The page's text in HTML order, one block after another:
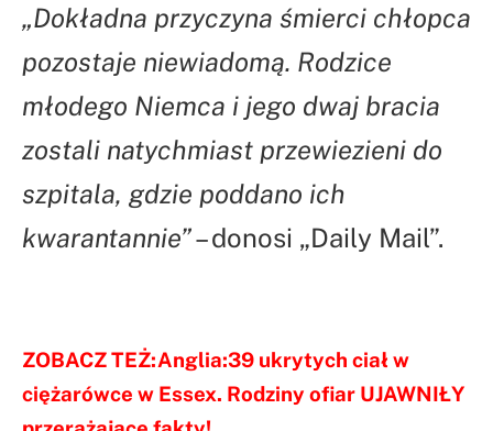
„Dokładna przyczyna śmierci chłopca
pozostaje niewiadomą. Rodzice
młodego Niemca i jego dwaj bracia
zostali natychmiast przewiezieni do
szpitala, gdzie poddano ich
kwarantannie”– donosi „Daily Mail”.
ZOBACZ TEŻ:Anglia:39 ukrytych ciał w
ciężarówce w Essex. Rodziny ofiar UJAWNIŁY